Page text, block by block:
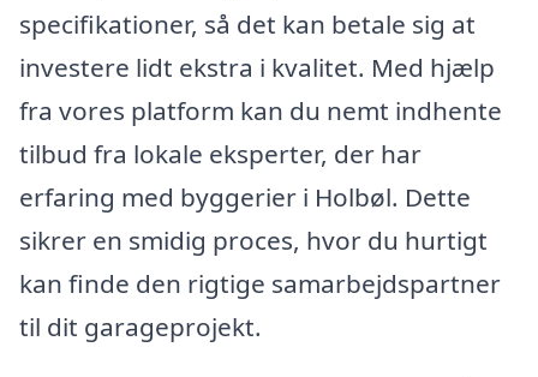
specifikationer, så det kan betale sig at
investere lidt ekstra i kvalitet. Med hjælp
fra vores platform kan du nemt indhente
tilbud fra lokale eksperter, der har
erfaring med byggerier i Holbøl. Dette
sikrer en smidig proces, hvor du hurtigt
kan finde den rigtige samarbejdspartner
til dit garageprojekt.